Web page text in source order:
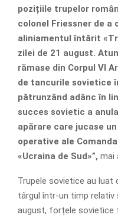
pozițiile trupelor
colonel Friessner de a
aliniamentul întărit
zilei de 21 august.
rămase din Corpul VI
de tancurile sovietice
pătrunzând adânc în
succes sovietic a
apărare care jucase
operative ale
«Ucraina de Sud»”, mai
Trupele sovietice au luat
târgul într-un timp relativ
august, forțele sovietice